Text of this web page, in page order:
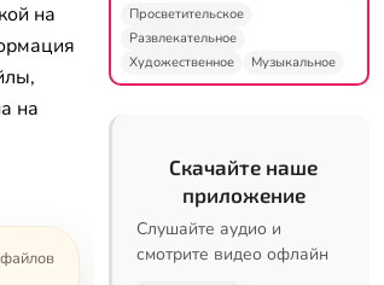
на
на
Просветительское
Развлекательное
Художественное
Музыкальное
Скачайте наше
приложение
Слушайте аудио и
смотрите видео офлайн